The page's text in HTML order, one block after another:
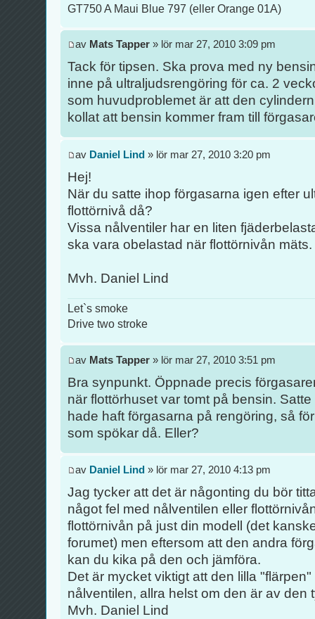
GT750 A Maui Blue 797 (eller Orange 01A)
av Mats Tapper » lör mar 27, 2010 3:09 pm
Tack för tipsen. Ska prova med ny
inne på ultraljudsrengöring för ca. 2
som huvudproblemet är att den
kollat att bensin kommer fram till
av Daniel Lind » lör mar 27, 2010 3:20 pm
Hej!
När du satte ihop förgasarna igen efter
flottörnivå då?
Vissa nålventiler har en liten
ska vara obelastad när flottörnivån mäts.
Mvh. Daniel Lind
Let`s smoke
Drive two stroke
av Mats Tapper » lör mar 27, 2010 3:51 pm
Bra synpunkt. Öppnade precis
när flottörhuset var tomt på bensin.
hade haft förgasarna på rengöring, så
som spökar då. Eller?
av Daniel Lind » lör mar 27, 2010 4:13 pm
Jag tycker att det är någonting du bör
något fel med nålventilen eller
flottörnivån på just din modell (det
forumet) men eftersom att den andra
kan du kika på den och jämföra.
Det är mycket viktigt att den lilla
nålventilen, allra helst om den är av den
Mvh. Daniel Lind